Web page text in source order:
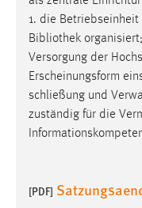
1. die Betriebseinheit
Bibliothek
Versorgung der
Erscheinungsform
schließung und
zuständig für die
[PDF]